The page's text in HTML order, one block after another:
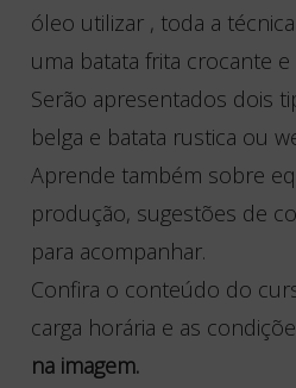
óleo utilizar , toda a
uma batata frita crocante
Serão apresentados dois
belga e batata rustica ou
Aprende também sobre
produção, sugestões de
para acompanhar.
Confira o conteúdo do
carga horária e as
na imagem.